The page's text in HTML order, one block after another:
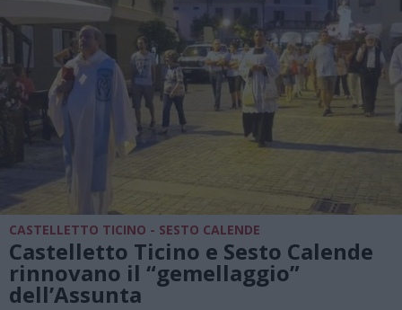
CASTELLETTO TICINO - SESTO CALENDE
Castelletto Ticino e Sesto Calende
rinnovano il “gemellaggio”
dell’Assunta